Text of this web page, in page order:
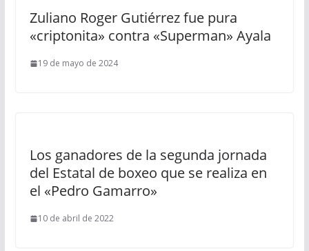
Zuliano Roger Gutiérrez fue pura
«criptonita» contra «Superman» Ayala
19 de mayo de 2024
Los ganadores de la segunda jornada
del Estatal de boxeo que se realiza en
el «Pedro Gamarro»
10 de abril de 2022